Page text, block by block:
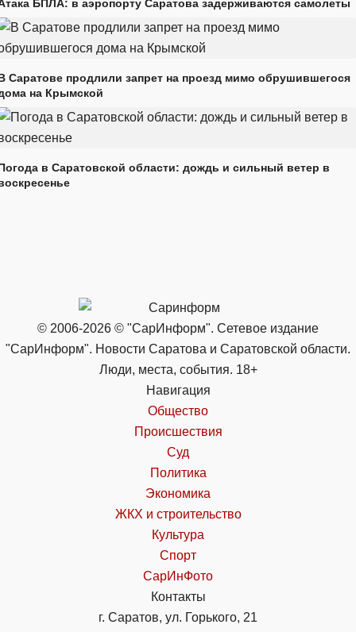
БПЛА: в аэропорту Саратова задерживаются самолеты
Саратове продлили запрет на проезд мимо обрушившегося
на Крымской
в Саратовской области: дождь и сильный ветер в
© 2006-2026 © "СарИнформ". Сетевое издание
"СарИнформ". Новости Саратова и Саратовской области.
Люди, места, события. 18+
Навигация
Общество
Происшествия
Суд
Политика
Экономика
ЖКХ и строительство
Культура
Спорт
СарИнФото
Контакты
г. Саратов, ул. Горького, 21